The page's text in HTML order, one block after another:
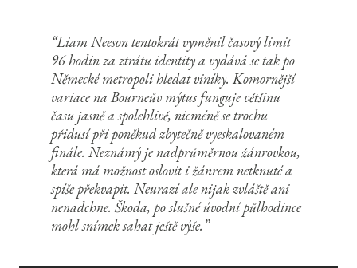
Liam Neeson tentokrát vyměnil časový limit
96 hodin za ztrátu identity a vydává se tak po
Německé metropoli hledat viníky. Komornější
variace na Bourneův mýtus funguje většinu
času jasně a spolehlivě, nicméně se trochu
přidusí při poněkud zbytečně vyeskalovaném
finále. Neznámý je nadprůměrnou žánrovkou,
která má možnost oslovit i žánrem netknuté a
spíše překvapit. Neurazí ale nijak zvláště ani
nenadchne. Škoda, po slušné úvodní půlhodince
mohl snímek sahat ještě výše.